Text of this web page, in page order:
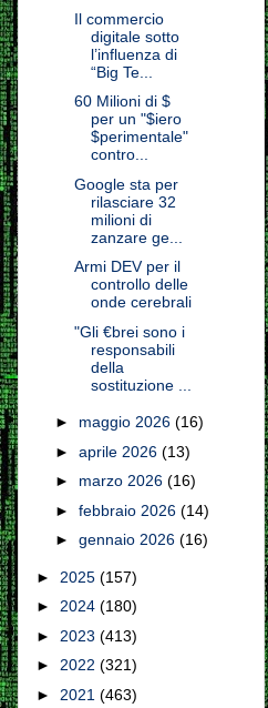
Il commercio
digitale sotto
l’influenza di
“Big Te...
60 Milioni di $
per un "$iero
$perimentale"
contro...
Google sta per
rilasciare 32
milioni di
zanzare ge...
Armi DEV per il
controllo delle
onde cerebrali
"Gli €brei sono i
responsabili
della
sostituzione ...
► maggio 2026 (16)
► aprile 2026 (13)
► marzo 2026 (16)
► febbraio 2026 (14)
► gennaio 2026 (16)
► 2025 (157)
► 2024 (180)
► 2023 (413)
► 2022 (321)
► 2021 (463)